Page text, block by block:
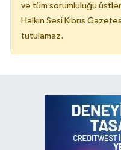
ve tüm sorumluluğu
Halkın Sesi Kıbrıs
tutulamaz.